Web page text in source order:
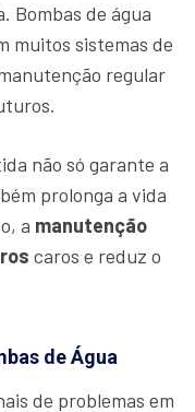
Bombas de água
muitos sistemas de
regular
não só garante a
prolonga a vida
a manutenção
caros e reduz o
de Água
de problemas em